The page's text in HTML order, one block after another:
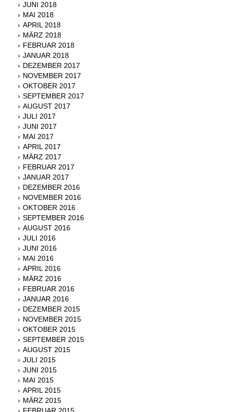
JUNI 2018
MAI 2018
APRIL 2018
MÄRZ 2018
FEBRUAR 2018
JANUAR 2018
DEZEMBER 2017
NOVEMBER 2017
OKTOBER 2017
SEPTEMBER 2017
AUGUST 2017
JULI 2017
JUNI 2017
MAI 2017
APRIL 2017
MÄRZ 2017
FEBRUAR 2017
JANUAR 2017
DEZEMBER 2016
NOVEMBER 2016
OKTOBER 2016
SEPTEMBER 2016
AUGUST 2016
JULI 2016
JUNI 2016
MAI 2016
APRIL 2016
MÄRZ 2016
FEBRUAR 2016
JANUAR 2016
DEZEMBER 2015
NOVEMBER 2015
OKTOBER 2015
SEPTEMBER 2015
AUGUST 2015
JULI 2015
JUNI 2015
MAI 2015
APRIL 2015
MÄRZ 2015